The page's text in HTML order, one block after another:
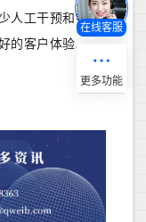
人工干预和错
的客户体验。
在线客服